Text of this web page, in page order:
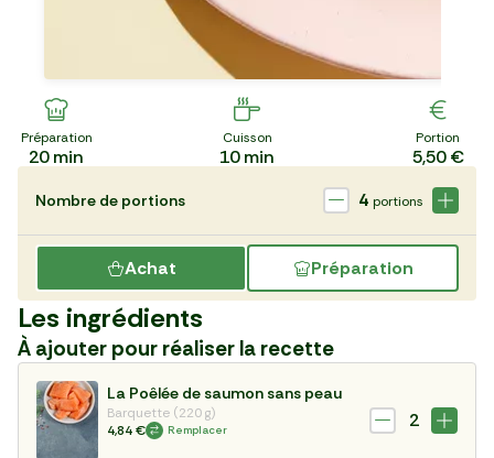
Préparation
20min
Cuisson
10min
Portion
5,50 €
Achat Préparation
Nombre de portions 4 portions
Les ingrédients
À ajouter pour réaliser la recette
La Poêlée de saumon sans peau
Barquette (220 g)
4,84 €
Remplacer 2